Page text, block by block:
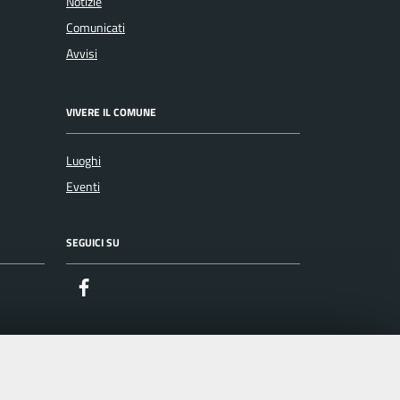
Comunicati
Avvisi
VIVERE IL COMUNE
Luoghi
Eventi
SEGUICI SU